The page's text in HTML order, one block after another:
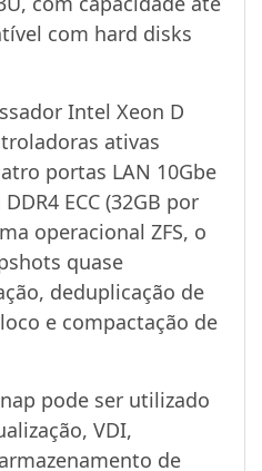
com hard disks
Intel Xeon D
ativas
portas LAN 10Gbe
ECC (32GB por
operacional ZFS, o
quase
deduplicação de
e compactação de
pode ser utilizado
VDI,
de